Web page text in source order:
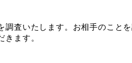
調査いたします。お相手のことを
ます。